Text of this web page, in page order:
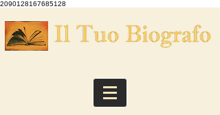
2090128167685128